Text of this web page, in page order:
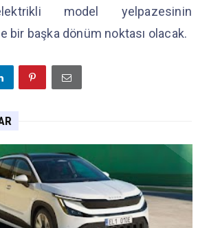
model yelpazesinin
bir başka dönüm noktası olacak.